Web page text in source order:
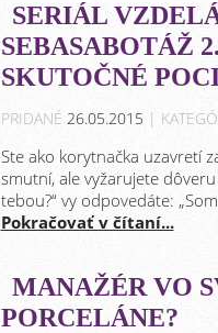
SERIÁL
SEBASABOTÁŽ
SKUTOČNÉ
PRIDANÉ 26.05.2015 |
Ste ako korytnačka uzavretí
smutní, ale vyžarujete
tebou?“ vy odpovedáte:
Pokračovať v čítaní...
MANAŽÉR VO
PORCELÁNE?